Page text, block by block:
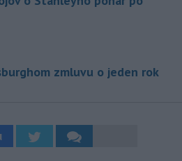
zmluvu o jeden rok